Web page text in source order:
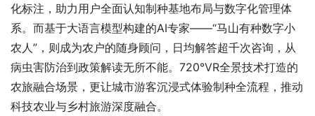
化标注，助力用户全面认知制种基地布局与数字化管理体
系。而基于大语言模型构建的AI专家——“马山有种数字小
农人”，则成为农户的随身顾问，日均解答超千次咨询，从
病虫害防治到政策解读无所不能。720°VR全景技术打造的
农旅融合场景，更让城市游客沉浸式体验制种全流程，推动
科技农业与乡村旅游深度融合。